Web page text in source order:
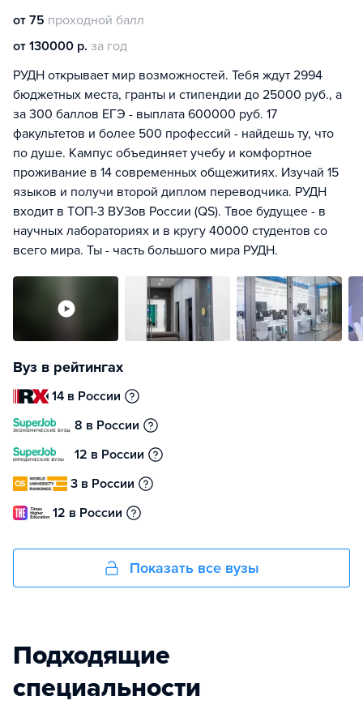
от 75 проходной балл
от 130000 р. за год
РУДН открывает мир возможностей. Тебя ждут 2994
бюджетных места, гранты и стипендии до 25000 руб., а
за 300 баллов ЕГЭ - выплата 600000 руб. 17
факультетов и более 500 профессий - найдешь ту, что
по душе. Кампус объединяет учебу и комфортное
проживание в 14 современных общежитиях. Изучай 15
языков и получи второй диплом переводчика. РУДН
входит в ТОП-3 ВУЗов России (QS). Твое будущее - в
научных лабораториях и в кругу 40000 студентов со
всего мира. Ты - часть большого мира РУДН.
Вуз в рейтингах
14 в России
8 в России
12 в России
3 в России
12 в России
Показать все вузы
Подходящие
специальности